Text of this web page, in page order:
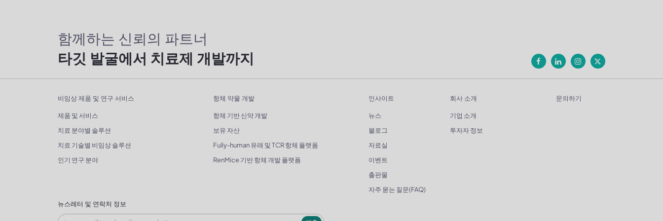
함께하는 신뢰의 파트너
타깃 발굴에서 치료제 개발까지
비임상 제품 및 연구 서비스
제품 및 서비스
치료 분야별 솔루션
치료 기술별 비임상 솔루션
인기 연구 분야
항체 약물 개발
항체 기반 신약 개발
보유 자산
Fully-human 유래 및 TCR 항체 플랫폼
RenMice 기반 항체 개발 플랫폼
인사이트
뉴스
블로그
자료실
이벤트
출판물
자주 묻는 질문(FAQ)
회사 소개
기업 소개
투자자 정보
문의하기
뉴스레터 및 연락처 정보